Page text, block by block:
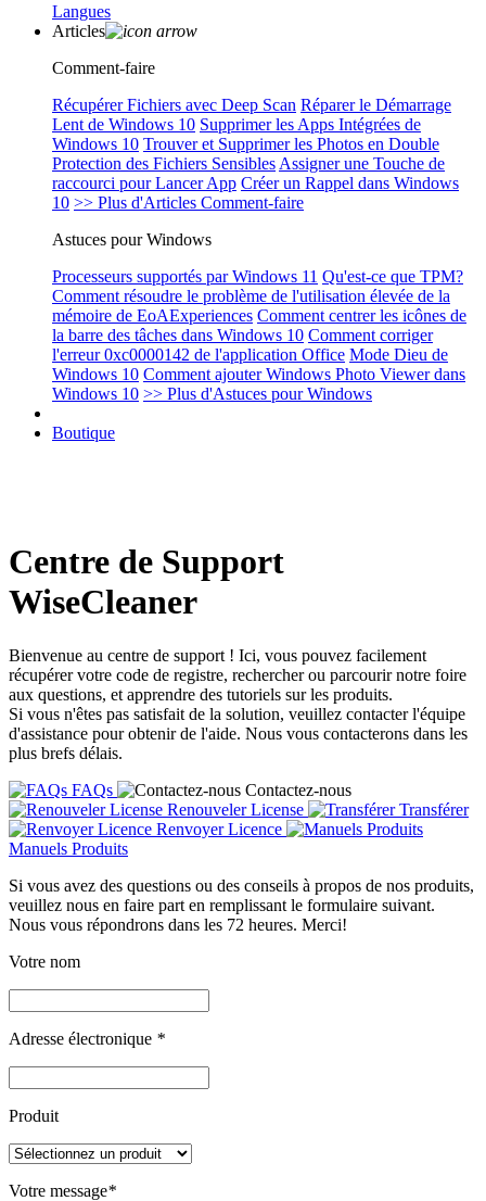
Langues
Articles
Comment-faire
Récupérer Fichiers avec Deep Scan Réparer le Démarrage
Lent de Windows 10 Supprimer les Apps Intégrées de
Windows 10 Trouver et Supprimer les Photos en Double
Protection des Fichiers Sensibles Assigner une Touche de
raccourci pour Lancer App Créer un Rappel dans Windows
10 >> Plus d'Articles Comment-faire
Astuces pour Windows
Processeurs supportés par Windows 11 Qu'est-ce que TPM?
Comment résoudre le problème de l'utilisation élevée de la
mémoire de EoAExperiences Comment centrer les icônes de
la barre des tâches dans Windows 10 Comment corriger
l'erreur 0xc0000142 de l'application Office Mode Dieu de
Windows 10 Comment ajouter Windows Photo Viewer dans
Windows 10 >> Plus d'Astuces pour Windows
Boutique
Centre de Support
WiseCleaner
Bienvenue au centre de support ! Ici, vous pouvez facilement
récupérer votre code de registre, rechercher ou parcourir notre foire
aux questions, et apprendre des tutoriels sur les produits.
Si vous n'êtes pas satisfait de la solution, veuillez contacter l'équipe
d'assistance pour obtenir de l'aide. Nous vous contacterons dans les
plus brefs délais.
FAQs
Contactez-nous
Renouveler License
Transférer
Renvoyer Licence
Manuels Produits
Si vous avez des questions ou des conseils à propos de nos produits,
veuillez nous en faire part en remplissant le formulaire suivant.
Nous vous répondrons dans les 72 heures. Merci!
Votre nom
Adresse électronique *
Produit
Votre message*